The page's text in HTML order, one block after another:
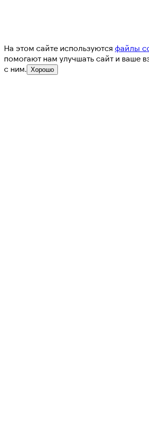
На этом сайте используются файлы
помогают нам улучшать сайт и ваше
с ним. Хорошо